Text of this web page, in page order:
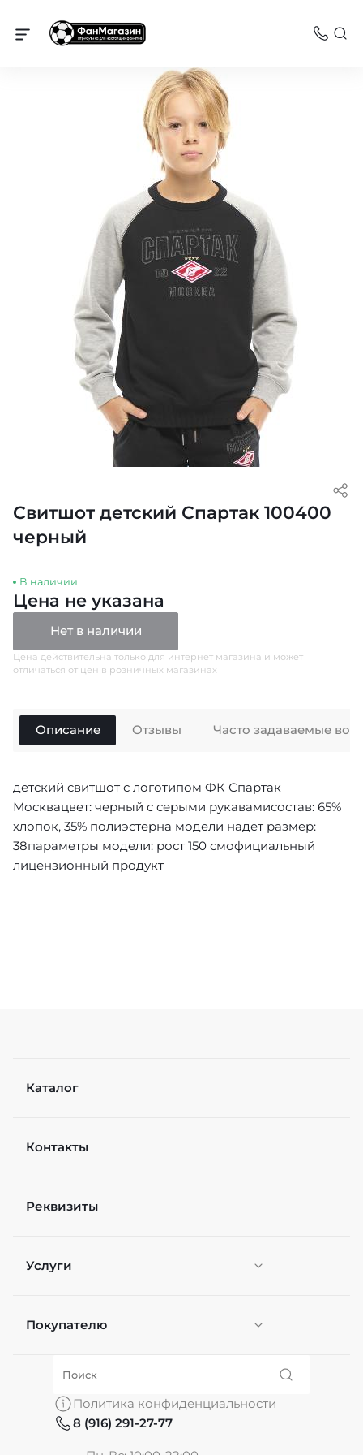
Спартак
Свитшот детский Спартак 100400
черный
В наличии
Цена не указана
Нет в наличии
Цена действительна только для интернет магазина и может
отличаться от цен в розничных магазинах
Описание
детский cвитшот с логотипом ФК Спартак
Москвацвет: черный с серыми рукавамисостав: 65%
хлопок, 35% полиэстерна модели надет размер:
38параметры модели: рост 150 смофициальный
лицензионный продукт
Отзывы Часто задаваемые
Каталог
Контакты
Реквизиты
Услуги
Персонификация
Покупателю
О нас
Политика конфиденциальности
8 (916) 291-27-77